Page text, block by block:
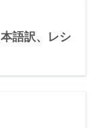
語訳、レシ